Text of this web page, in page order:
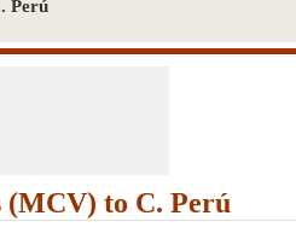
Perú
to C. Perú